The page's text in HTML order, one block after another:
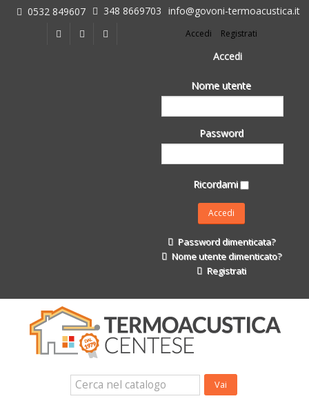
0532 849607 348 8669703 info@govoni-termoacustica.it
Accedi Registrati
Accedi
Nome utente
Password
Ricordami
Password dimenticata?
Nome utente dimenticato?
Registrati
L'azienda
Chi siamo
Fasi della Ricostruzione Post Terremoto
Impermeabilizzanti per l'edilizia
Isolanti Termici, cartongesso e sistemi a secco
Impermeabilizzanti per l'edilizia
Isolanti Termici, cartongesso e sistemi a secco
Isolanti Acustici
Porte e Finestre